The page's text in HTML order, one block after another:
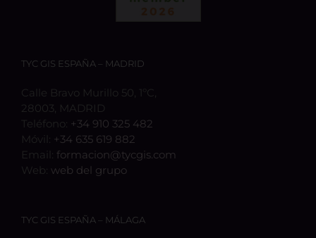
TYC GIS ESPAÑA – MADRID
Calle Bravo Murillo 50, 1ºC,
28003, MADRID
Teléfono: +34 910 325 482
Móvil: +34 635 619 882
Email: formacion@tycgis.com
Web: web del grupo
TYC GIS ESPAÑA – MÁLAGA